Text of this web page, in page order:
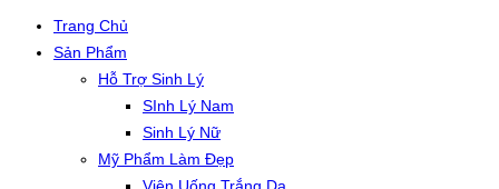
Trang Chủ
Sản Phẩm
Hỗ Trợ Sinh Lý
SInh Lý Nam
Sinh Lý Nữ
Mỹ Phẩm Làm Đẹp